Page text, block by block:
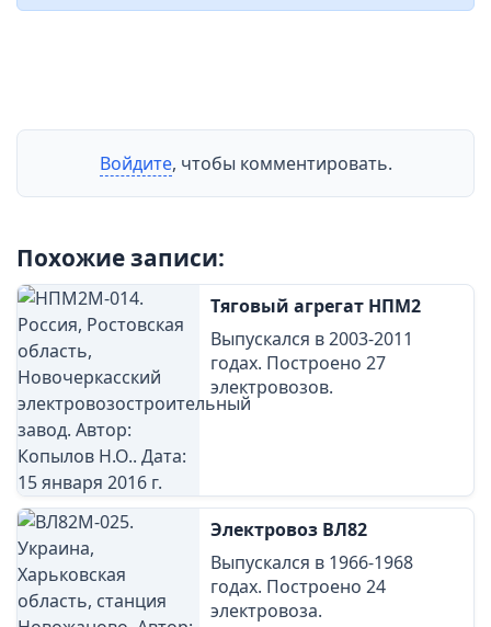
Войдите, чтобы комментировать.
Похожие записи:
Тяговый агрегат НПМ2
Выпускался в 2003-2011
годах. Построено 27
электровозов.
Электровоз ВЛ82
Выпускался в 1966-1968
годах. Построено 24
электровоза.